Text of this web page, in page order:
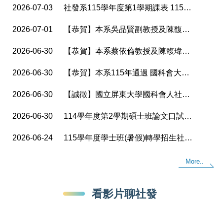
2026-07-03 社發系115學年度第1學期課表 1150703更新
2026-07-01 【恭賀】本系吳品賢副教授及陳馥瑋助理教授榮獲 國科會115年補助大專院校研究獎補助
2026-06-30 【恭賀】本系蔡依倫教授及陳馥瑋助理教授榮獲115年教育部補助大專校院教學實踐研究計畫補助
2026-06-30 【恭賀】本系115年通過 國科會大專生研究計畫共七件
2026-06-30 【誠徵】國立屏東大學國科會人社計畫 專案助理1名(1150630)
2026-06-30 114學年度第2學期碩士班論文口試、計畫發表公告(115年7月)
2026-06-24 115學年度學士班(暑假)轉學招生社會發展學系面試公告
More..
看影片聊社發